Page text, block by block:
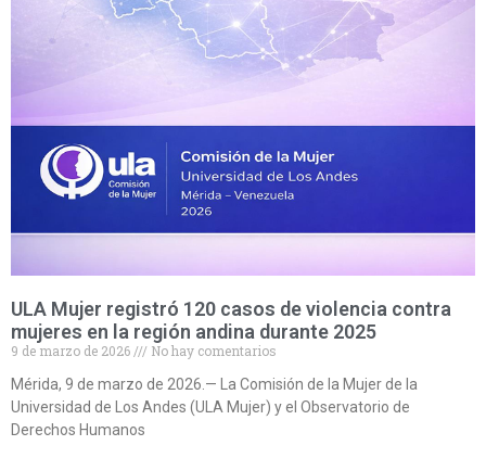
ULA Mujer registró 120 casos de violencia contra
mujeres en la región andina durante 2025
9 de marzo de 2026
No hay comentarios
Mérida, 9 de marzo de 2026.— La Comisión de la Mujer de la
Universidad de Los Andes (ULA Mujer) y el Observatorio de
Derechos Humanos